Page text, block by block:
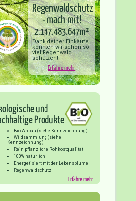
Regenwaldschutz
- mach mit!
2.147.483.647m²
Dank deiner Einkäufe
konnten wir schon so
viel Regenwald
schützen!
Erfahre mehr
und
Produkte
Bio Anbau (siehe Kennzeichnung)
Wildsammlung (siehe
Kennzeichnung)
Rein pflanzliche Rohkostqualität
100% natürlich
Energetisiert mit der Lebensblume
Regenwaldschutz
Erfahre mehr